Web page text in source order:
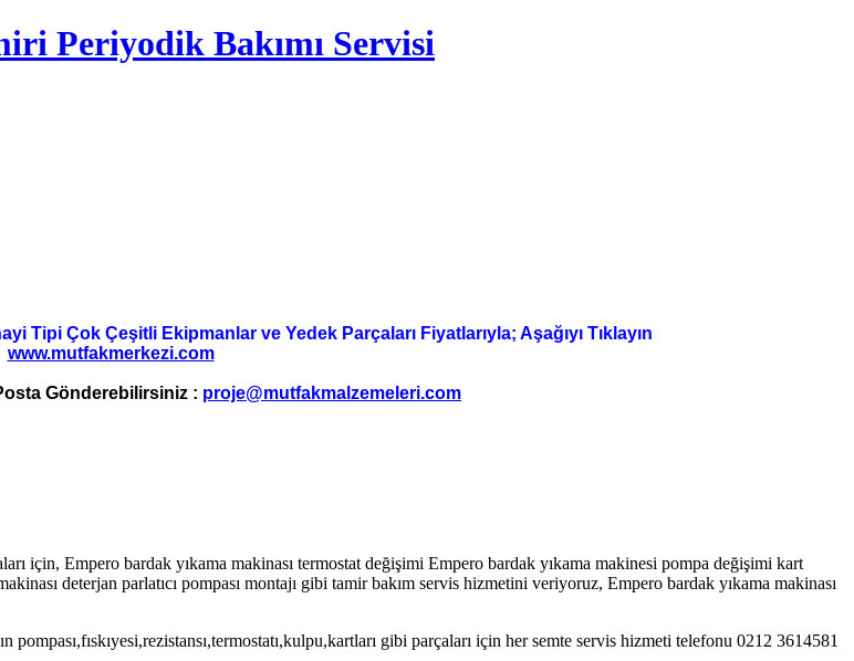
Periyodik Bakımı Servisi
Tipi Çok Çeşitli Ekipmanlar ve Yedek Parçaları Fiyatlarıyla; Aşağıyı Tıklayın
www.mutfakmerkezi.com
Gönderebilirsiniz : proje@mutfakmalzemeleri.com
için, Empero bardak yıkama makinası termostat değişimi Empero bardak yıkama makinesi pompa değişimi kart
deterjan parlatıcı pompası montajı gibi tamir bakım servis hizmetini veriyoruz, Empero bardak yıkama makinası
gibi parçaları için her semte servis hizmeti telefonu 0212 3614581